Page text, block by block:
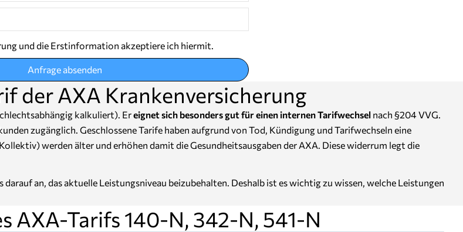
und die Erstinformation akzeptiere ich hiermit.
Anfrage absenden
der AXA Krankenversicherung
kalkuliert). Ereignet sich besonders gut für einen internen Tarifwechsel nach §204 VVG.
zugänglich. Geschlossene Tarife haben aufgrund von Tod, Kündigung und Tarifwechseln eine
werden älter und erhöhen damit die Gesundheitsausgaben der AXA. Diese widerrum legt die
darauf an, das aktuelle Leistungsniveau beizubehalten. Deshalb ist es wichtig zu wissen, welche Leistungen
AXA-Tarifs 140-N, 342-N, 541-N